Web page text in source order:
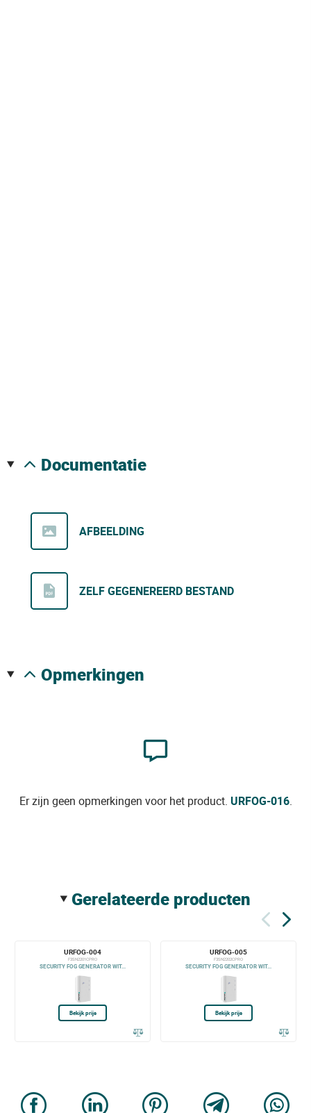
documentatie
AFBEELDING
ZELF GEGENEREERD BESTAND
opmerkingen
Er zijn geen opmerkingen voor het product. URFOG-016.
gerelateerde producten
URFOG-004
F3SN2201CPRO
SECURITY FOG GENERATOR WIT...
Bekijk prijs
URFOG-005
F3SN2202CPRO
SECURITY FOG GENERATOR WIT...
Bekijk prijs